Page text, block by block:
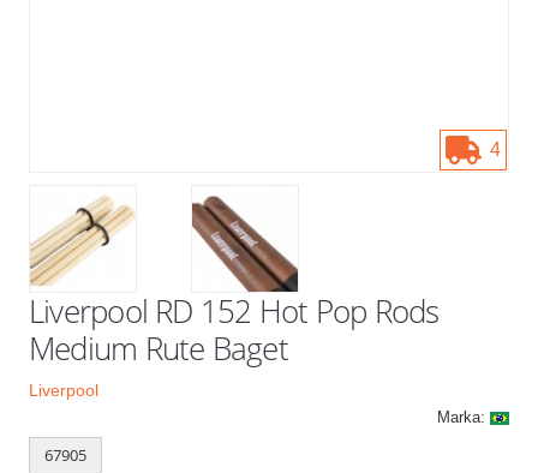
4
Liverpool RD 152 Hot Pop Rods
Medium Rute Baget
Liverpool
Marka:
67905